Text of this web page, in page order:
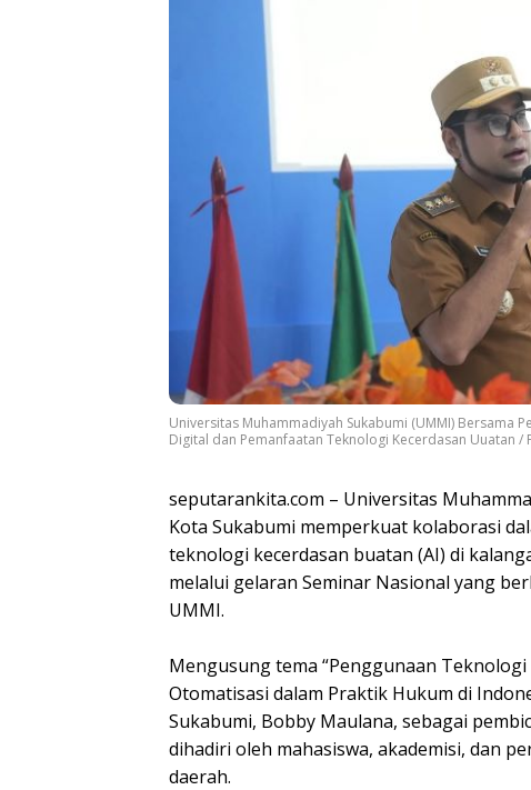
Universitas Muhammadiyah Sukabumi (UMMI) Bersama
Digital dan Pemanfaatan Teknologi Kecerdasan Uuatan /
seputarankita.com – Universitas
Kota Sukabumi memperkuat kolaborasi
teknologi kecerdasan buatan (AI) di
melalui gelaran Seminar Nasional yang
UMMI.
‎Mengusung tema “Penggunaan
Otomatisasi dalam Praktik Hukum di
Sukabumi, Bobby Maulana, sebagai
dihadiri oleh mahasiswa, akademisi, dan
daerah.